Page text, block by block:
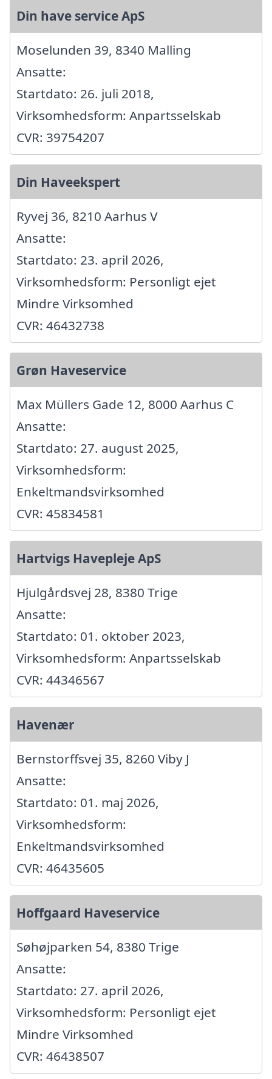
Din have service ApS
Moselunden 39, 8340 Malling
Ansatte:
Startdato: 26. juli 2018,
Virksomhedsform: Anpartsselskab
CVR: 39754207
Din Haveekspert
Ryvej 36, 8210 Aarhus V
Ansatte:
Startdato: 23. april 2026,
Virksomhedsform: Personligt ejet
Mindre Virksomhed
CVR: 46432738
Grøn Haveservice
Max Müllers Gade 12, 8000 Aarhus C
Ansatte:
Startdato: 27. august 2025,
Virksomhedsform:
Enkeltmandsvirksomhed
CVR: 45834581
Hartvigs Havepleje ApS
Hjulgårdsvej 28, 8380 Trige
Ansatte:
Startdato: 01. oktober 2023,
Virksomhedsform: Anpartsselskab
CVR: 44346567
Havenær
Bernstorffsvej 35, 8260 Viby J
Ansatte:
Startdato: 01. maj 2026,
Virksomhedsform:
Enkeltmandsvirksomhed
CVR: 46435605
Hoffgaard Haveservice
Søhøjparken 54, 8380 Trige
Ansatte:
Startdato: 27. april 2026,
Virksomhedsform: Personligt ejet
Mindre Virksomhed
CVR: 46438507